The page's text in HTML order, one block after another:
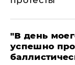
​"В день
успешно